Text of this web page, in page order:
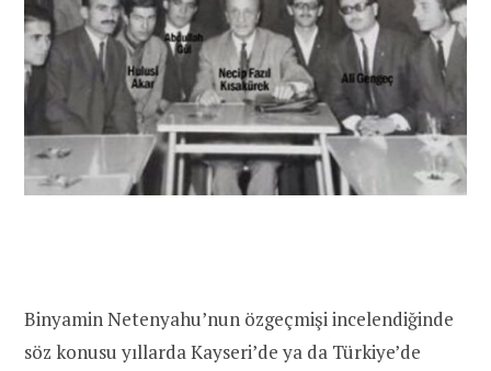
Binyamin Netenyahu’nun özgeçmişi incelendiğinde
söz konusu yıllarda Kayseri’de ya da Türkiye’de